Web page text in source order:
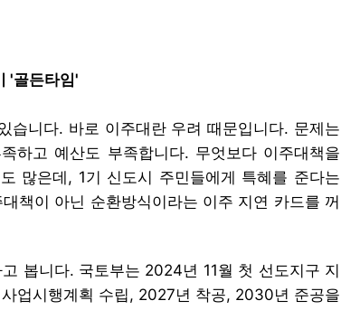
'골든타임'
습니다. 바로 이주대란 우려 때문입니다. 문제는
하고 예산도 부족합니다. 무엇보다 이주대책을
많은데, 1기 신도시 주민들에게 특혜를 준다는
책이 아닌 순환방식이라는 이주 지연 카드를 꺼
봅니다. 국토부는 2024년 11월 첫 선도지구 지
업시행계획 수립, 2027년 착공, 2030년 준공을